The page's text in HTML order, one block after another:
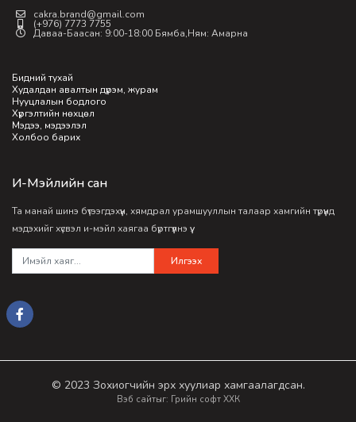
cakra.brand@gmail.com
(+976) 7773 7755
Даваа-Баасан: 9:00-18:00 Бямба,Ням: Амарна
Бидний тухай
Худалдан авалтын дүрэм, журам
Нууцлалын бодлого
Хүргэлтийн нөхцөл
Мэдээ, мэдээлэл
Холбоо барих
И-Мэйлийн сан
Та манай шинэ бүтээгдэхүүн, хямдрал урамшууллын талаар хамгийн түрүүнд
мэдэхийг хүсвэл и-мэйл хаягаа бүртгүүлнэ үү.
Илгээх
© 2023 Зохиогчийн эрх хуулиар хамгаалагдсан.
Вэб сайтыг: Грийн софт ХХК